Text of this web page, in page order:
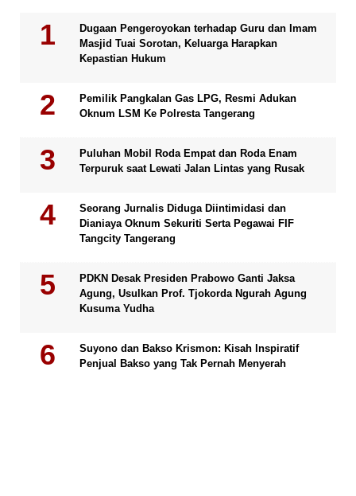
Dugaan Pengeroyokan terhadap Guru dan Imam
Masjid Tuai Sorotan, Keluarga Harapkan
Kepastian Hukum
Pemilik Pangkalan Gas LPG, Resmi Adukan
Oknum LSM Ke Polresta Tangerang
Puluhan Mobil Roda Empat dan Roda Enam
Terpuruk saat Lewati Jalan Lintas yang Rusak
Seorang Jurnalis Diduga Diintimidasi dan
Dianiaya Oknum Sekuriti Serta Pegawai FIF
Tangcity Tangerang
PDKN Desak Presiden Prabowo Ganti Jaksa
Agung, Usulkan Prof. Tjokorda Ngurah Agung
Kusuma Yudha
Suyono dan Bakso Krismon: Kisah Inspiratif
Penjual Bakso yang Tak Pernah Menyerah